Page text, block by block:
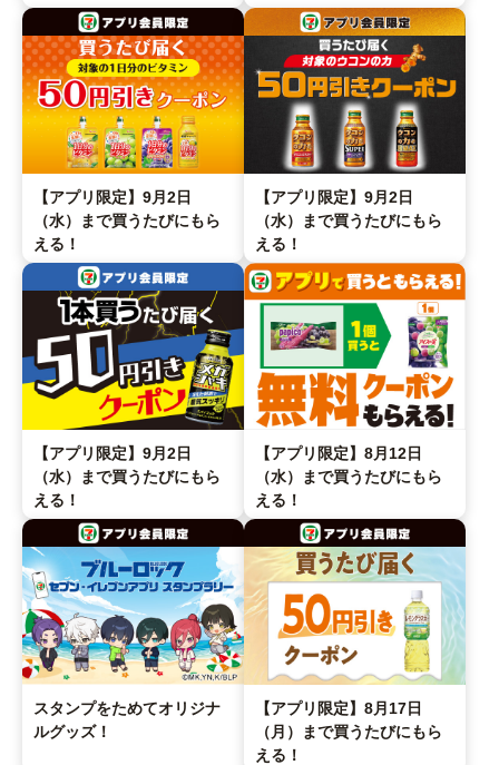
【アプリ限定】9月2日
（水）まで買うたびにもら
える！
【アプリ限定】9月2日
（水）まで買うたびにもら
える！
【アプリ限定】9月2日
（水）まで買うたびにもら
える！
【アプリ限定】8月12日
（水）まで買うたびにもら
える！
スタンプをためてオリジナ
ルグッズ！
【アプリ限定】8月17日
（月）まで買うたびにもら
える！